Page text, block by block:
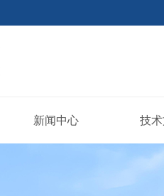
新闻中心 技